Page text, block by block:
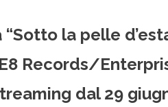
la pelle
E8 Records/
dal 29